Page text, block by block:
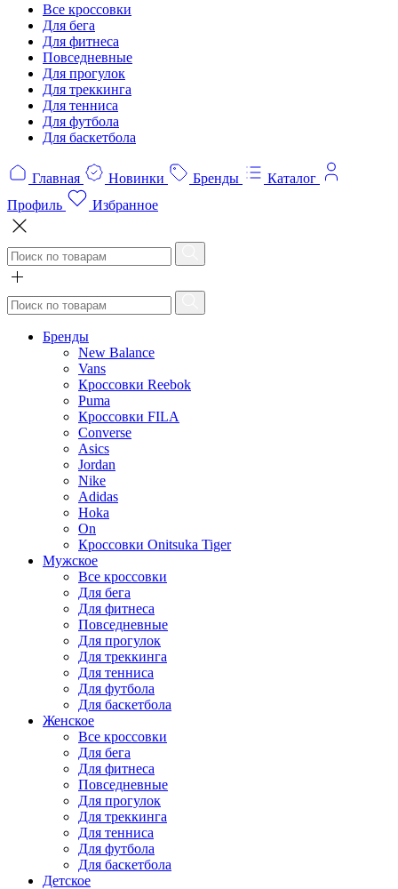
Все кроссовки
Для бега
Для фитнеса
Повседневные
Для прогулок
Для треккинга
Для тенниса
Для футбола
Для баскетбола
Главная Новинки Бренды
Каталог
Профиль
Избранное
Бренды
New Balance
Vans
Кроссовки Reebok
Puma
Кроссовки FILA
Converse
Asics
Jordan
Nike
Adidas
Hoka
On
Кроссовки Onitsuka Tiger
Мужское
Все кроссовки
Для бега
Для фитнеса
Повседневные
Для прогулок
Для треккинга
Для тенниса
Для футбола
Для баскетбола
Женское
Все кроссовки
Для бега
Для фитнеса
Повседневные
Для прогулок
Для треккинга
Для тенниса
Для футбола
Для баскетбола
Детское